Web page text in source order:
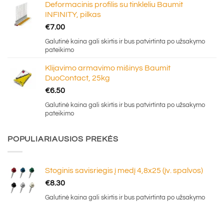
Deformacinis profilis su tinkleliu Baumit
INFINITY, pilkas
€7.00
Galutinė kaina gali skirtis ir bus patvirtinta po užsakymo
pateikimo
Klijavimo armavimo mišinys Baumit
DuoContact, 25kg
€6.50
Galutinė kaina gali skirtis ir bus patvirtinta po užsakymo
pateikimo
POPULIARIAUSIOS PREKĖS
Stoginis savisriegis į medį 4,8x25 (įv. spalvos)
€8.30
Galutinė kaina gali skirtis ir bus patvirtinta po užsakymo